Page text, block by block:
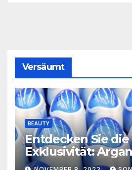
Versäumt
BEAUTY
Entdecken Sie
Exklusivität: